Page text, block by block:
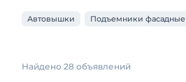
Автовышки Подъемники фасадные
Найдено 28 объявлений